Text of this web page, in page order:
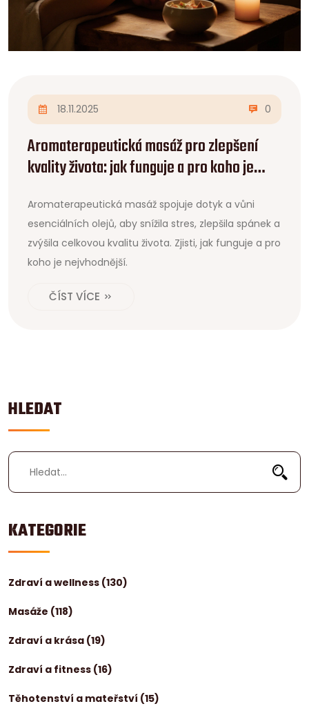
HLEDAT
KATEGORIE
Zdraví a wellness (130)
Masáže (118)
Zdraví a krása (19)
Zdraví a fitness (16)
Těhotenství a mateřství (15)
18.11.2025 0
Aromaterapeutická masáž pro zlepšení
kvality života: jak funguje a pro koho je
Aromaterapeutická masáž spojuje dotyk a vůni
esenciálních olejů, aby snížila stres, zlepšila spánek a
zvýšila celkovou kvalitu života. Zjisti, jak funguje a pro
koho je nejvhodnější.
ČÍST VÍCE